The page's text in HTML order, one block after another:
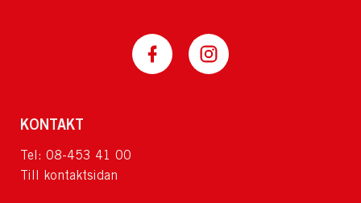
KONTAKT
Tel: 08-453 41 00
Till kontaktsidan